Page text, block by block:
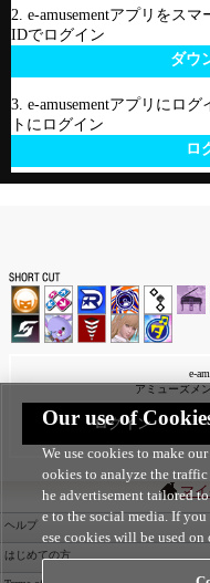
2. e-amusementアプリをス
IDでログイン
ダウ
3. e-amusementアプリにロ
トにログイン
ロ
e-
アミューズメ
ログイン
マ
ヘルプ
はじめての方
Our use of
We use cookies to make
ookies to analyze the
he advertisement tailored
e to the social media. If
ese cookies will be used on